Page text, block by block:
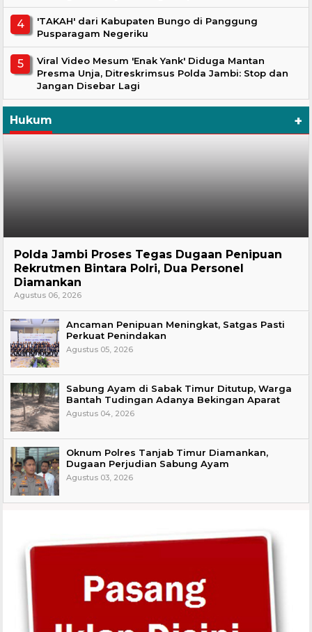
'TAKAH' dari Kabupaten Bungo di Panggung
Pusparagam Negeriku
Viral Video Mesum 'Enak Yank' Diduga Mantan
Presma Unja, Ditreskrimsus Polda Jambi: Stop dan
Jangan Disebar Lagi
Hukum +
Polda Jambi Proses Tegas Dugaan Penipuan
Rekrutmen Bintara Polri, Dua Personel
Diamankan
Agustus 06, 2026
Ancaman Penipuan Meningkat, Satgas Pasti
Perkuat Penindakan
Agustus 05, 2026
Sabung Ayam di Sabak Timur Ditutup, Warga
Bantah Tudingan Adanya Bekingan Aparat
Agustus 04, 2026
Oknum Polres Tanjab Timur Diamankan,
Dugaan Perjudian Sabung Ayam
Agustus 03, 2026